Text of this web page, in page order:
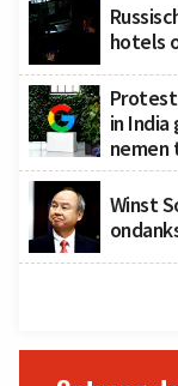
hotels
in
nemen
Winst